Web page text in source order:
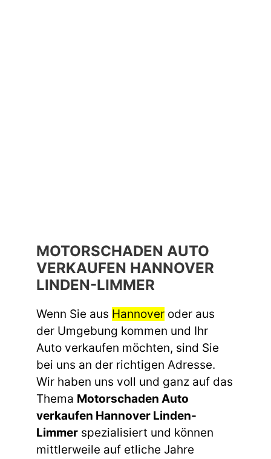
MOTORSCHADEN AUTO
VERKAUFEN HANNOVER
LINDEN-LIMMER
Wenn Sie aus Hannover oder aus
der Umgebung kommen und Ihr
Auto verkaufen möchten, sind Sie
bei uns an der richtigen Adresse.
Wir haben uns voll und ganz auf das
Thema Motorschaden Auto
verkaufen Hannover Linden-
Limmer spezialisiert und können
mittlerweile auf etliche Jahre